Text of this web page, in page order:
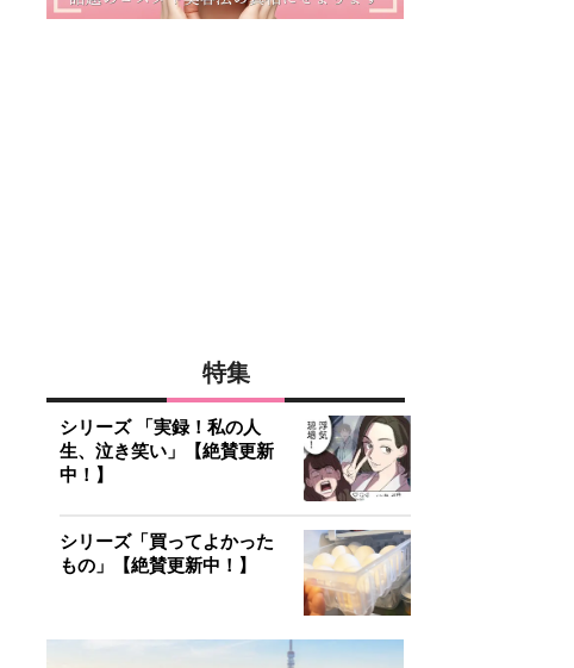
特集
シリーズ 「実録！私の人
生、泣き笑い」【絶賛更新
中！】
シリーズ「買ってよかった
もの」【絶賛更新中！】